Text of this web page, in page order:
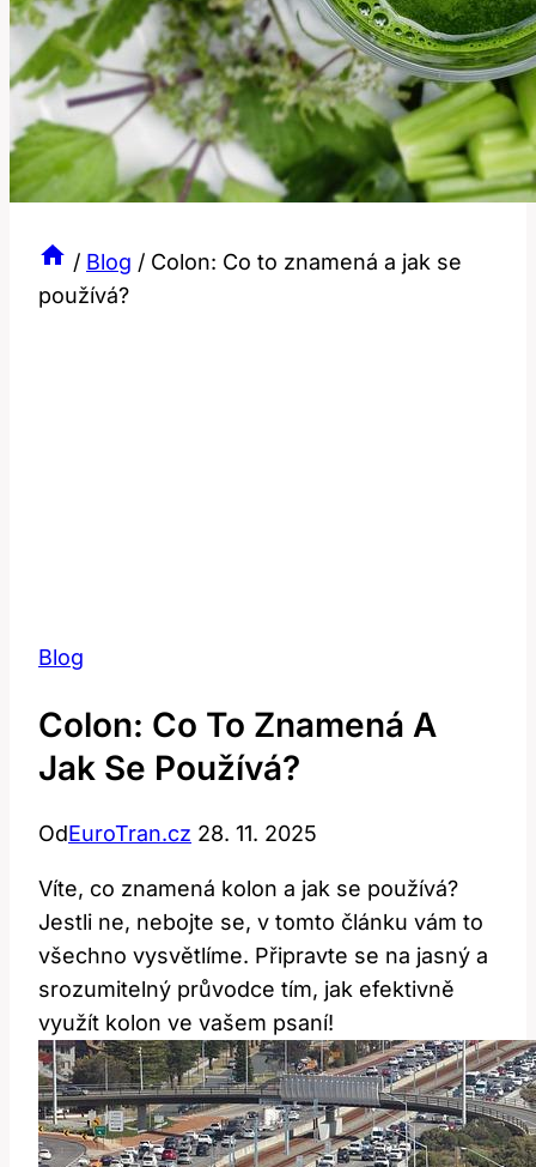
/ Blog / Colon: Co to znamená a jak se
používá?
Blog
Colon: Co To Znamená A
Jak Se Používá?
OdEuroTran.cz 28. 11. 2025
Víte, co znamená kolon a jak se používá?
Jestli ne, nebojte se, v tomto článku vám to
všechno vysvětlíme. Připravte se na jasný a
srozumitelný průvodce tím, jak efektivně
využít kolon ve vašem psaní!